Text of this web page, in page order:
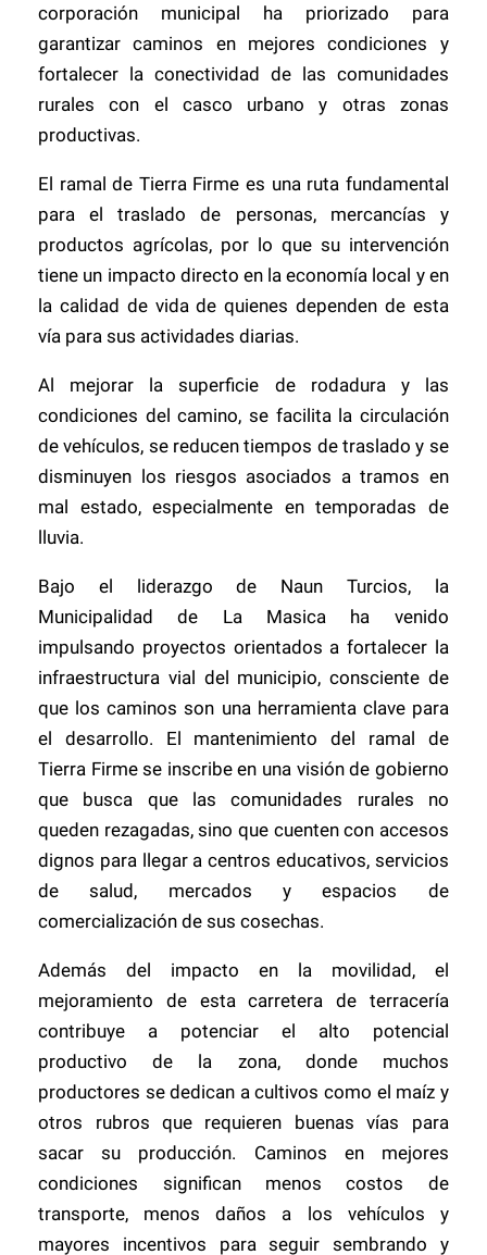
corporación municipal ha priorizado para
garantizar caminos en mejores condiciones y
fortalecer la conectividad de las comunidades
rurales con el casco urbano y otras zonas
productivas.
El ramal de Tierra Firme es una ruta fundamental
para el traslado de personas, mercancías y
productos agrícolas, por lo que su intervención
tiene un impacto directo en la economía local y en
la calidad de vida de quienes dependen de esta
vía para sus actividades diarias.
Al mejorar la superficie de rodadura y las
condiciones del camino, se facilita la circulación
de vehículos, se reducen tiempos de traslado y se
disminuyen los riesgos asociados a tramos en
mal estado, especialmente en temporadas de
lluvia.
Bajo el liderazgo de Naun Turcios, la
Municipalidad de La Masica ha venido
impulsando proyectos orientados a fortalecer la
infraestructura vial del municipio, consciente de
que los caminos son una herramienta clave para
el desarrollo. El mantenimiento del ramal de
Tierra Firme se inscribe en una visión de gobierno
que busca que las comunidades rurales no
queden rezagadas, sino que cuenten con accesos
dignos para llegar a centros educativos, servicios
de salud, mercados y espacios de
comercialización de sus cosechas.
Además del impacto en la movilidad, el
mejoramiento de esta carretera de terracería
contribuye a potenciar el alto potencial
productivo de la zona, donde muchos
productores se dedican a cultivos como el maíz y
otros rubros que requieren buenas vías para
sacar su producción. Caminos en mejores
condiciones significan menos costos de
transporte, menos daños a los vehículos y
mayores incentivos para seguir sembrando y